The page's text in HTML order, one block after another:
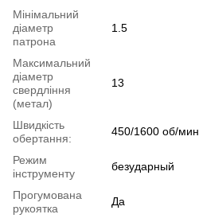
Мінімальний
діаметр
патрона
1.5
Максимальний
діаметр
свердління
(метал)
13
Швидкість
обертання:
450/1600 об/мин
Режим
інструменту
безударный
Прогумована
рукоятка
Да